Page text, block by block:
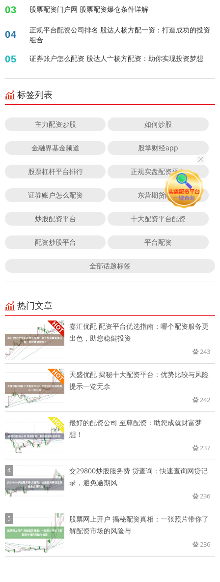
03 股票配资门户网 股票配资爆仓条件详解
04
正规平台配资公司排名 股达人杨方配一资：打造成功的投资
组合
05 证券账户怎么配资 股达人亠杨方配资：助你实现投资梦想
标签列表
主力配资炒股 如何炒股
金融界基金频道 股掌财经app
股票杠杆平台排行 正规实盘配资平台
证券账户怎么配资 东营期货配资
炒股配资平台 十大配资平台配资
配资炒股平台 平台配资
全部话题标签
热门文章
嘉汇优配 配资平台优选指南：哪个配资服务更
出色，助您稳健投资
243
天盛优配 揭秘十大配资平台：优势比较与风险
提示一览无余
242
最好的配资公司 至尊配资：助您成就财富梦
想！
237
4
交29800炒股服务费 贷查询：快速查询网贷记
录，避免逾期风
236
5
股票网上开户 揭秘配资真相：一张照片带你了
解配资市场的风险与
236